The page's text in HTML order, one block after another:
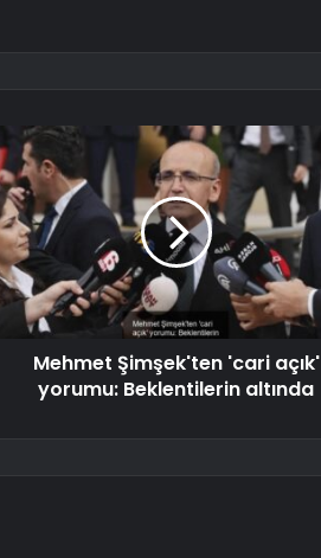
Mehmet Şimşek'ten 'cari açık'
yorumu: Beklentilerin altında